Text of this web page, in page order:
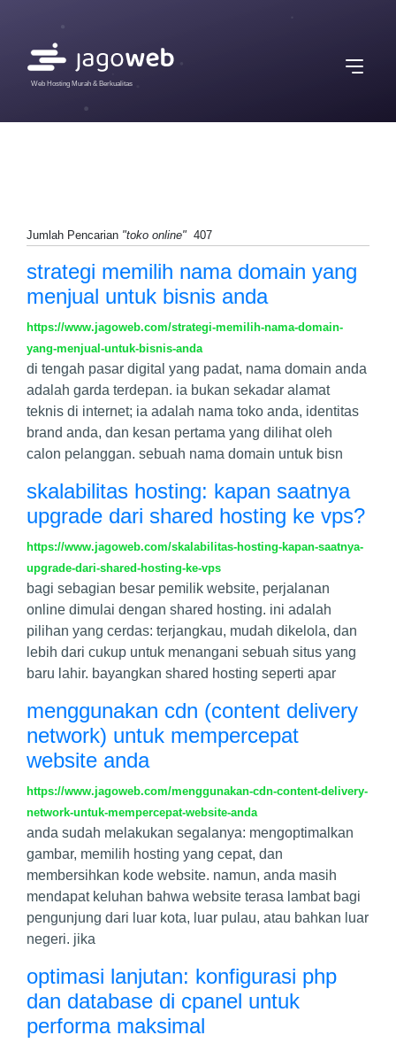
Web Hosting Murah & Berkualitas
Jumlah Pencarian "toko online" 407
strategi memilih nama domain yang
menjual untuk bisnis anda
https://www.jagoweb.com/strategi-memilih-nama-domain-
yang-menjual-untuk-bisnis-anda
di tengah pasar digital yang padat, nama domain anda
adalah garda terdepan. ia bukan sekadar alamat
teknis di internet; ia adalah nama toko anda, identitas
brand anda, dan kesan pertama yang dilihat oleh
calon pelanggan. sebuah nama domain untuk bisn
skalabilitas hosting: kapan saatnya
upgrade dari shared hosting ke vps?
https://www.jagoweb.com/skalabilitas-hosting-kapan-saatnya-
upgrade-dari-shared-hosting-ke-vps
bagi sebagian besar pemilik website, perjalanan
online dimulai dengan shared hosting. ini adalah
pilihan yang cerdas: terjangkau, mudah dikelola, dan
lebih dari cukup untuk menangani sebuah situs yang
baru lahir. bayangkan shared hosting seperti apar
menggunakan cdn (content delivery
network) untuk mempercepat
website anda
https://www.jagoweb.com/menggunakan-cdn-content-delivery-
network-untuk-mempercepat-website-anda
anda sudah melakukan segalanya: mengoptimalkan
gambar, memilih hosting yang cepat, dan
membersihkan kode website. namun, anda masih
mendapat keluhan bahwa website terasa lambat bagi
pengunjung dari luar kota, luar pulau, atau bahkan luar
negeri. jika
optimasi lanjutan: konfigurasi php
dan database di cpanel untuk
performa maksimal